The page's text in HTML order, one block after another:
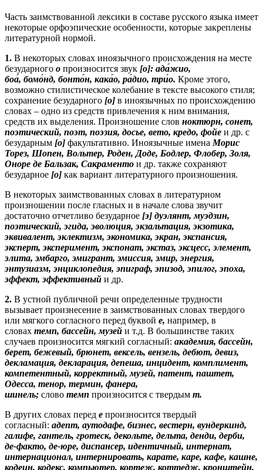
Часть заимствованной лексики в составе русского языка имеет
некоторые орфоэпические особенности, которые закреплены
литературной нормой.
1. В некоторых словах иноязычного происхождения на месте
безударного о произносится звук [о]: ада́жио,
боа́, бомо́нд, бонто́н, кака́о, ра́дио, три́о. Кроме этого,
возможно стилистическое колебание в тексте высокого стиля;
сохранение безударного [о] в иноязычных по происхождению
словах – одно из средств привлечения к ним внимания,
средств их выделения. Произношение слов ноктюрн, сонет,
поэтический, поэт, поэзия, досье, вето, кредо, фойе и др. с
безударным [о] факультативно. Иноязычные имена Морис
Торез, Шопен, Вольтер, Роден, Доде, Бодлер, Флобер, Золя,
Оноре де Бальзак, Сакраменто и др. также сохраняют
безударное [о] как вариант литературного произношения.
В некоторых заимствованных словах в литературном
произношении после гласных и в начале слова звучит
достаточно отчетливо безударное [э] дуэлянт, муэдзин,
поэтический, эгида, эволюция, экзальтация, экзотика,
эквивалент, эклектизм, экономика, экран, экспансия,
эксперт, эксперимент, экспонат, экстаз, эксцесс, элемент,
элита, эмбарго, эмигрант, эмиссия, эмир, энергия,
энтузиазм, энциклопедия, эпиграф, эпизод, эпилог, эпоха,
эффект, эффективный и др.
2. В устной публичной речи определенные трудности
вызывает произнесение в заимствованных словах твердого
или мягкого согласного перед буквой е, например, в
словах темп, бассейн, музей и т.д. В большинстве таких
случаев произносится мягкий согласный: академия, бассейн,
берет, бежевый, брюнет, вексель, вензель, дебют, девиз,
декламация, декларация, депеша, инцидент, комплимент,
компетентный, корректный, музей, патент, паштет,
Одесса, тенор, термин, фанера,
шинель; слово темп произносится с твердым т.
В других словах перед е произносится твердый
согласный: адепт, аутодафе, бизнес, вестерн, вундеркинд,
галифе, гантель, гротеск, декольте, дельта, денди, дерби,
де-факто, де-юре, диспансер, идентичный, интернат,
интернационал, интернировать, карате, каре, кафе, кашне,
кодеин, кодекс, компьютер, кортеж, коттедж, кронштейн,